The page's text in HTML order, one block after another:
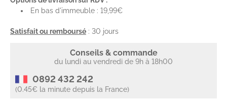
En bas d'immeuble : 19,99€
Satisfait ou remboursé : 30 jours
Conseils & commande
du lundi au vendredi de 9h à 18h00
0892 432 242
(0.45€ la minute depuis la France)